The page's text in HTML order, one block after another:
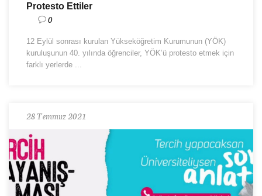
Protesto Ettiler
0
12 Eylül sonrası kurulan Yükseköğretim Kurumunun (YÖK)
kuruluşunun 40. yılında öğrenciler, YÖK’ü protesto etmek için
farklı yerlerde ...
28 Temmuz 2021